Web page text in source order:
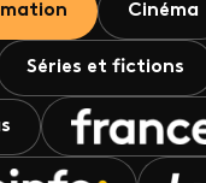
Cinéma
Séries et fictions